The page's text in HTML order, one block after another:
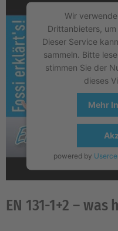
Wir
Drittanbieters,
Dieser Service
sammeln. Bitte
stimmen Sie der
dieses
Mehr
powered by
EN 131-1+2 –